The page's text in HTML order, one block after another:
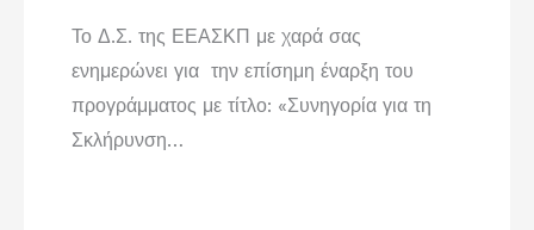
Το Δ.Σ. της ΕΕΑΣΚΠ με χαρά σας
ενημερώνει για την επίσημη έναρξη του
προγράμματος με τίτλο: «Συνηγορία για τη
Σκλήρυνση…